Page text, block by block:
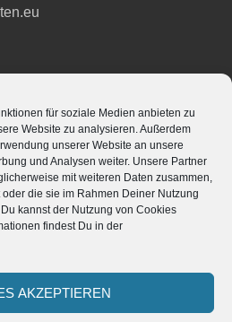
für soziale Medien anbieten zu
Website zu analysieren. Außerdem
unserer Website an unsere
und Analysen weiter. Unsere Partner
mit weiteren Daten zusammen,
die sie im Rahmen Deiner Nutzung
kannst der Nutzung von Cookies
findest Du in der
AKZEPTIEREN
|Theme: Edin von